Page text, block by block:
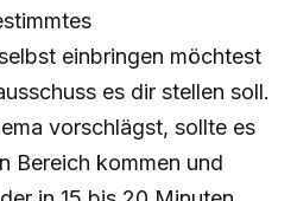
einbringen möchtest
es dir stellen soll.
vorschlägst, sollte es
Bereich kommen und